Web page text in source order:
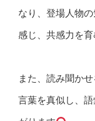
なり、登場人物
感じ、共感力を
また、読み聞か
言葉を真似し、